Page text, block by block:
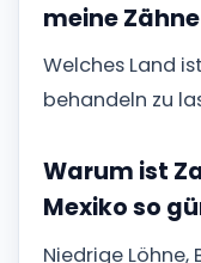
meine
Welches Land
behandeln zu
Warum ist
Mexiko so
Niedrige Löhne,